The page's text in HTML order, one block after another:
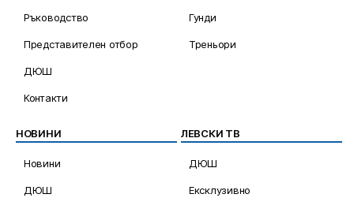
Ръководство
Представителен отбор
ДЮШ
Контакти
Гунди
Треньори
НОВИНИ
Новини
ДЮШ
ЛЕВСКИ ТВ
ДЮШ
Ексклузивно